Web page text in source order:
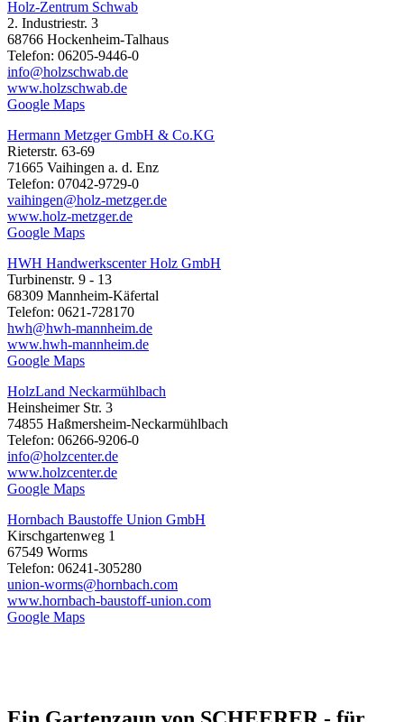
Holz-Zentrum Schwab
2. Industriestr. 3
68766 Hockenheim-Talhaus
Telefon: 06205-9446-0
info@holzschwab.de
www.holzschwab.de
Google Maps
Hermann Metzger GmbH & Co.KG
Rieterstr. 63-69
71665 Vaihingen a. d. Enz
Telefon: 07042-9729-0
vaihingen@holz-metzger.de
www.holz-metzger.de
Google Maps
HWH Handwerkscenter Holz GmbH
Turbinenstr. 9 - 13
68309 Mannheim-Käfertal
Telefon: 0621-728170
hwh@hwh-mannheim.de
www.hwh-mannheim.de
Google Maps
HolzLand Neckarmühlbach
Heinsheimer Str. 3
74855 Haßmersheim-Neckarmühlbach
Telefon: 06266-9206-0
info@holzcenter.de
www.holzcenter.de
Google Maps
Hornbach Baustoffe Union GmbH
Kirschgartenweg 1
67549 Worms
Telefon: 06241-305280
union-worms@hornbach.com
www.hornbach-baustoff-union.com
Google Maps